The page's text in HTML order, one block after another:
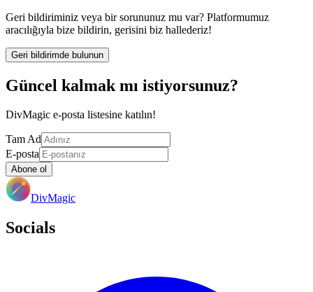
Geri bildiriminiz veya bir sorununuz mu var? Platformumuz
aracılığıyla bize bildirin, gerisini biz hallederiz!
Geri bildirimde bulunun
Güncel kalmak mı istiyorsunuz?
DivMagic e-posta listesine katılın!
Tam Ad
E-posta
Abone ol
DivMagic
Socials